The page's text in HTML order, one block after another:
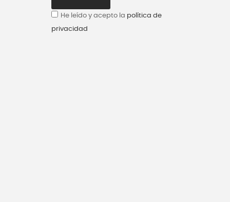
He leído y acepto la política de
privacidad